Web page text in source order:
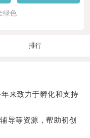
绿色
排行
来致力于孵化和支持
等资源，帮助初创